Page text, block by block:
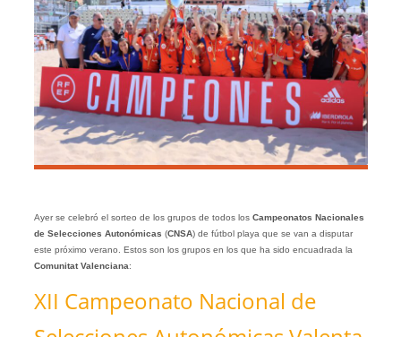
Ayer se celebró el sorteo de los grupos de todos los Campeonatos Nacionales
de Selecciones Autonómicas (CNSA) de fútbol playa que se van a disputar
este próximo verano. Estos son los grupos en los que ha sido encuadrada la
Comunitat Valenciana:
XII Campeonato Nacional de